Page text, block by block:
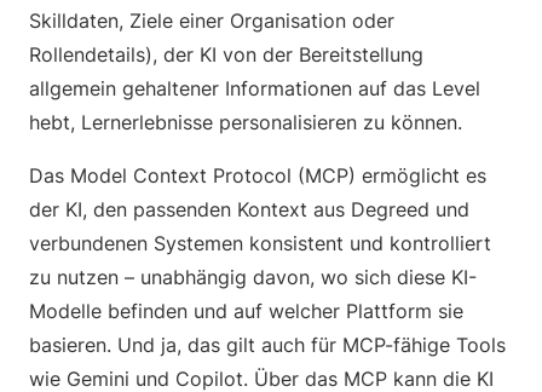
Skilldaten, Ziele einer Organisation oder
Rollendetails), der KI von der Bereitstellung
allgemein gehaltener Informationen auf das Level
hebt, Lernerlebnisse personalisieren zu können.
Das Model Context Protocol (MCP) ermöglicht es
der KI, den passenden Kontext aus Degreed und
verbundenen Systemen konsistent und kontrolliert
zu nutzen – unabhängig davon, wo sich diese KI-
Modelle befinden und auf welcher Plattform sie
basieren. Und ja, das gilt auch für MCP-fähige Tools
wie Gemini und Copilot. Über das MCP kann die KI